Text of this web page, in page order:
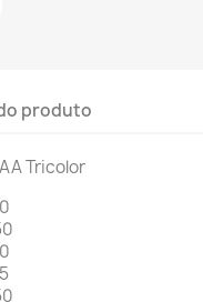
produto
Tricolor